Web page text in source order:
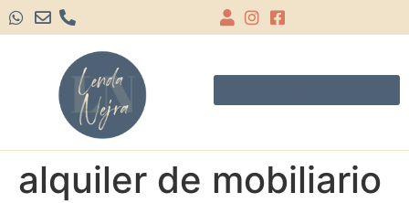
alquiler de mobiliario